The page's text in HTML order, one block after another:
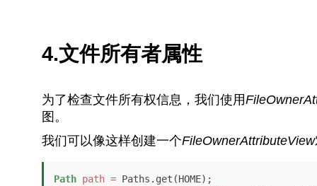
4.文件所有者属性
为了检查文件所有权信息，我们使用
图。
我们可以像这样创建一个FileOwnerAttributeView
Path path =